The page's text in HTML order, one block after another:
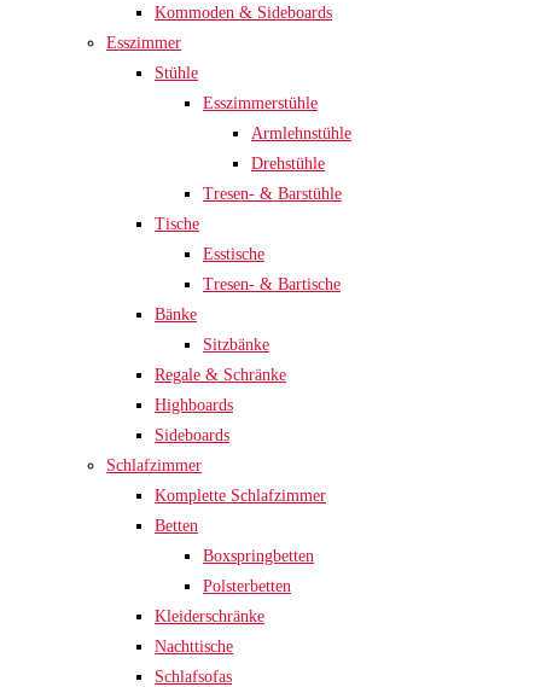
Kommoden & Sideboards
Esszimmer
Stühle
Esszimmerstühle
Armlehnstühle
Drehstühle
Tresen- & Barstühle
Tische
Esstische
Tresen- & Bartische
Bänke
Sitzbänke
Regale & Schränke
Highboards
Sideboards
Schlafzimmer
Komplette Schlafzimmer
Betten
Boxspringbetten
Polsterbetten
Kleiderschränke
Nachttische
Schlafsofas